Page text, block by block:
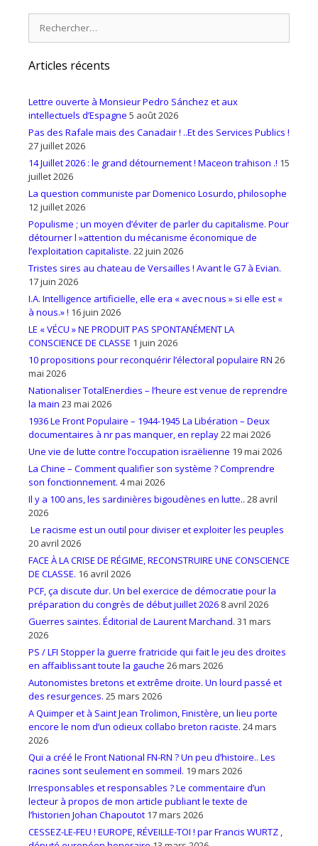
Articles récents
Lettre ouverte à Monsieur Pedro Sánchez et aux
intellectuels d’Espagne 5 août 2026
Pas des Rafale mais des Canadair ! ..Et des Services Publics !
27 juillet 2026
14 Juillet 2026 : le grand détournement ! Maceon trahison .! 15
juillet 2026
La question communiste par Domenico Losurdo, philosophe
12 juillet 2026
Populisme ; un moyen d’éviter de parler du capitalisme. Pour
détourner l »attention du mécanisme économique de
l’exploitation capitaliste. 22 juin 2026
Tristes sires au chateau de Versailles ! Avant le G7 à Evian.
17 juin 2026
I.A. Intelligence artificielle, elle era « avec nous » si elle est «
à nous.» ! 16 juin 2026
LE « VÉCU » NE PRODUIT PAS SPONTANÉMENT LA
CONSCIENCE DE CLASSE 1 juin 2026
10 propositions pour reconquérir l’électoral populaire RN 26
mai 2026
Nationaliser TotalEnerdies – l’heure est venue de reprendre
la main 23 mai 2026
1936 Le Front Populaire – 1944-1945 La Libération – Deux
documentaires à nr pas manquer, en replay22 mai 2026
Une vie de lutte contre l’occupation israëlienne 19 mai 2026
La Chine – Comment qualifier son système ? Comprendre
son fonctionnement. 4 mai 2026
Il y a 100 ans, les sardinières bigoudènes en lutte.. 28 avril
2026
Le racisme est un outil pour diviser et exploiter les peuples
20 avril 2026
FACE À LA CRISE DE RÉGIME, RECONSTRUIRE UNE CONSCIENCE
DE CLASSE. 16 avril 2026
PCF, ça discute dur. Un bel exercice de démocratie pour la
préparation du congrès de début juillet 2026 8 avril 2026
Guerres saintes. Éditorial de Laurent Marchand. 31 mars
2026
PS / LFI Stopper la guerre fratricide qui fait le jeu des droites
en affaiblissant toute la gauche 26 mars 2026
Autonomistes bretons et extrême droite. Un lourd passé et
des resurgences. 25 mars 2026
A Quimper et à Saint Jean Trolimon, Finistère, un lieu porte
encore le nom d’un odieux collabo breton raciste. 24 mars
2026
Qui a créé le Front National FN-RN ? Un peu d’histoire.. Les
racines sont seulement en sommeil. 19 mars 2026
Irresponsables et responsables ? Le commentaire d’un
lecteur à propos de mon article publiant le texte de
l’historien Johan Chapoutot 17 mars 2026
CESSEZ-LE-FEU ! EUROPE, RÉVEILLE-TOI ! par Francis WURTZ ,